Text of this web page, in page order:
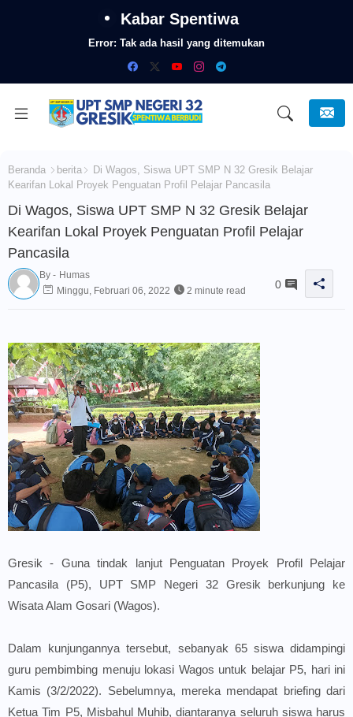
Kabar Spentiwa
Error: Tak ada hasil yang ditemukan
Beranda berita
Di Wagos, Siswa UPT SMP N 32 Gresik Belajar
Kearifan Lokal Proyek Penguatan Profil Pelajar Pancasila
Di Wagos, Siswa UPT SMP N 32 Gresik Belajar
Kearifan Lokal Proyek Penguatan Profil Pelajar
Pancasila
By - Humas
Minggu, Februari 06, 2022
2 minute read 0
Gresik - Guna tindak lanjut Penguatan Proyek Profil Pelajar
Pancasila (P5), UPT SMP Negeri 32 Gresik berkunjung ke
Wisata Alam Gosari (Wagos).
Dalam kunjungannya tersebut, sebanyak 65 siswa didampingi
guru pembimbing menuju lokasi Wagos untuk belajar P5, hari ini
Kamis (3/2/2022). Sebelumnya, mereka mendapat briefing dari
Ketua Tim P5, Misbahul Muhib, diantaranya seluruh siswa harus